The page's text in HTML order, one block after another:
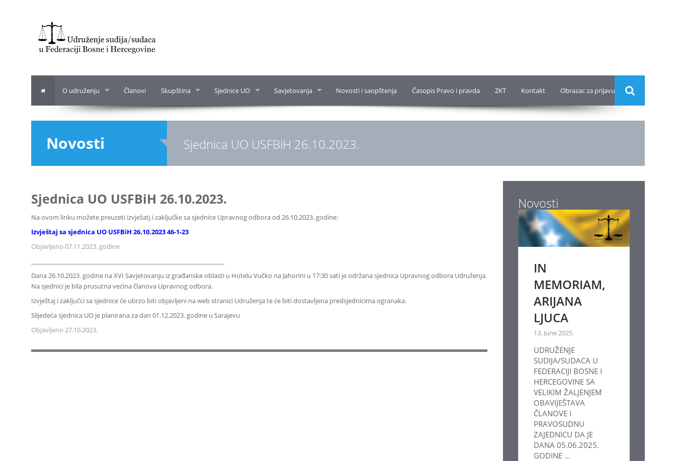
O udruženju Članovi Skupština Sjednice UO Savjetovanja Novosti i saopštenja Časopis Pravo i pravda ZKT Kontakt Obrazac za prijavu
Novosti Sjednica UO USFBiH 26.10.2023.
Sjednica UO USFBiH 26.10.2023.
Na ovom linku možete preuzeti izvješatj i zaključke sa sjednice Upravnog odbora od 26.10.2023. godine:
Izvještaj sa sjednica UO USFBiH 26.10.2023 46-1-23
Objavljeno 07.11.2023. godine
Dana 26.10.2023. godine na XVI Savjetovanju iz građanske oblasti u Hotelu Vučko na Jahorini u 17:30 sati je održana sjednica Upravnog odbora Udruženja.
Na sjednici je bila prusutna većina članova Upravnog odbora.
Izvještaj i zaključci sa sjednice će ubrzo biti objavljeni na web stranici Udruženja te će biti dostavljena predsjednicima ogranaka.
Slijedeća sjednica UO je planirana za dan 01.12.2023. godine u Sarajevu
Objavljeno 27.10.2023.
Novosti
IN
MEMORIAM,
ARIJANA
LJUCA
13. June 2025.
UDRUŽENJE
SUDIJA/SUDACA U
FEDERACIJI BOSNE I
HERCEGOVINE SA
VELIKIM ŽALJENJEM
OBAVIJEŠTAVA
ČLANOVE I
PRAVOSUDNU
ZAJEDNICU DA JE
DANA 05.06.2025.
GODINE ...